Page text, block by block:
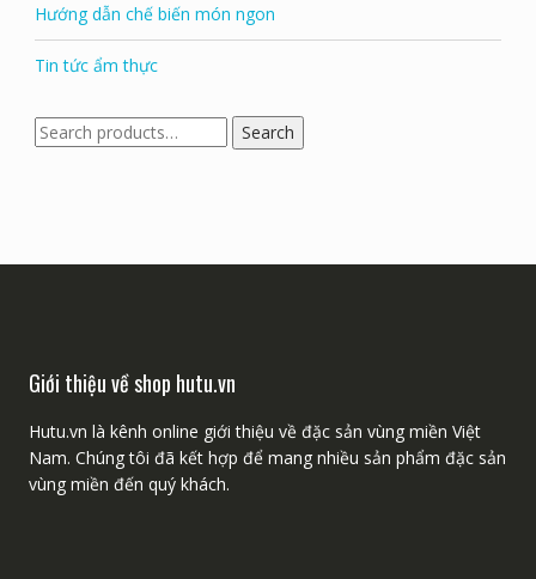
Hướng dẫn chế biến món ngon
Tin tức ẩm thực
Search
for:
Search
Giới thiệu về shop hutu.vn
Hutu.vn là kênh online giới thiệu về đặc sản vùng miền Việt
Nam. Chúng tôi đã kết hợp để mang nhiều sản phẩm đặc sản
vùng miền đến quý khách.